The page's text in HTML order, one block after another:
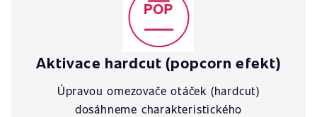
Aktivace hardcut (popcorn efekt)
Úpravou omezovače otáček (hardcut)
dosáhneme charakteristického